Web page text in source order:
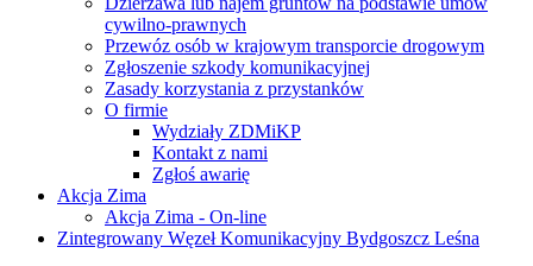
cywilno-prawnych
Przewóz osób w krajowym transporcie drogowym
Zgłoszenie szkody komunikacyjnej
Zasady korzystania z przystanków
O firmie
Wydziały ZDMiKP
Kontakt z nami
Zgłoś awarię
Akcja Zima
Akcja Zima - On-line
Zintegrowany Węzeł Komunikacyjny Bydgoszcz Leśna